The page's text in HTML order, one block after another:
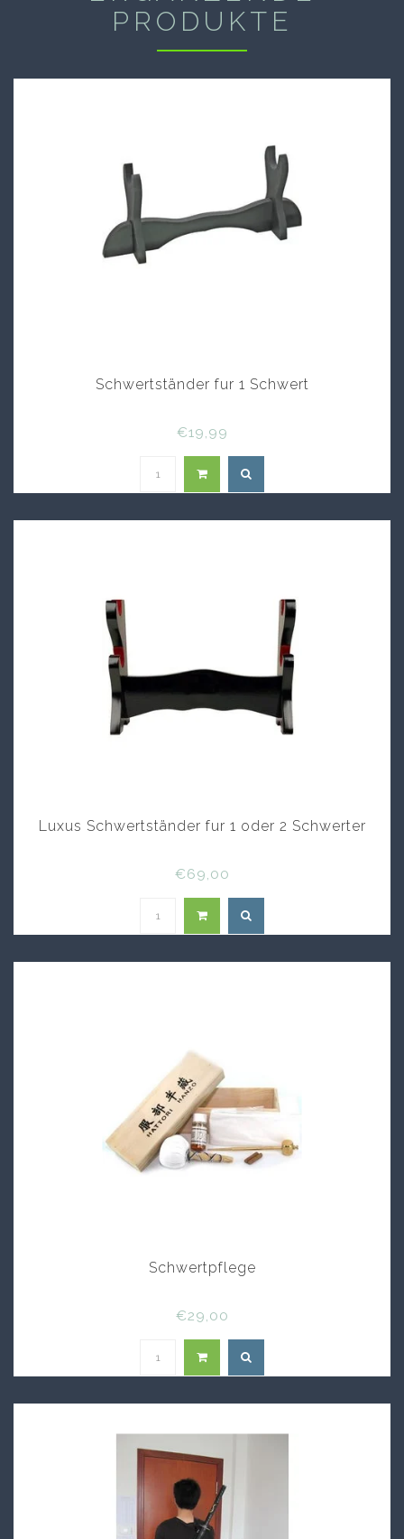
PRODUKTE
Schwertständer fur 1 Schwert
€19,99
Luxus Schwertständer fur 1 oder 2 Schwerter
€69,00
Schwertpflege
€29,00